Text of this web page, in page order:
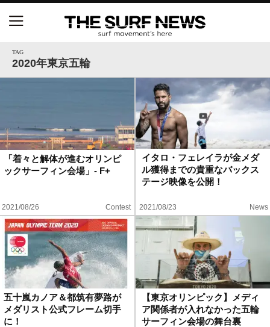
TAG
2020年東京五輪
「着々と解体が進むオリンピ
ックサーフィン会場」- F+
2021/08/26 Contest
イタロ・フェレイラが金メダ
ル獲得までの貴重なバックス
テージ映像を公開！
2021/08/23 News
五十嵐カノア＆都筑有夢路が
メダリスト公式フレーム切手
に！
【東京オリンピック】メディ
ア関係者が入れなかった五輪
サーフィン会場の舞台裏
【五十嵐カノア独占インタビュー】旧友レオ、ジャ
ックとの豪華プライベートセッション
S.ONE ショート＆ロング開幕戦・現地リポート（高
橋みなと）
ニュース
特集
試合
ハウツー